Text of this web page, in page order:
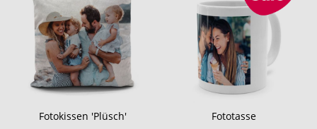
Fotokissen 'Plüsch' Fototasse